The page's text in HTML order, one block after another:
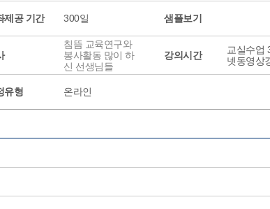
제공 기간 300일 샘플보기
침뜸 교육연구와
봉사활동 많이 하
신 선생님들
강의시간
교실수업
넷동영상
유형 온라인